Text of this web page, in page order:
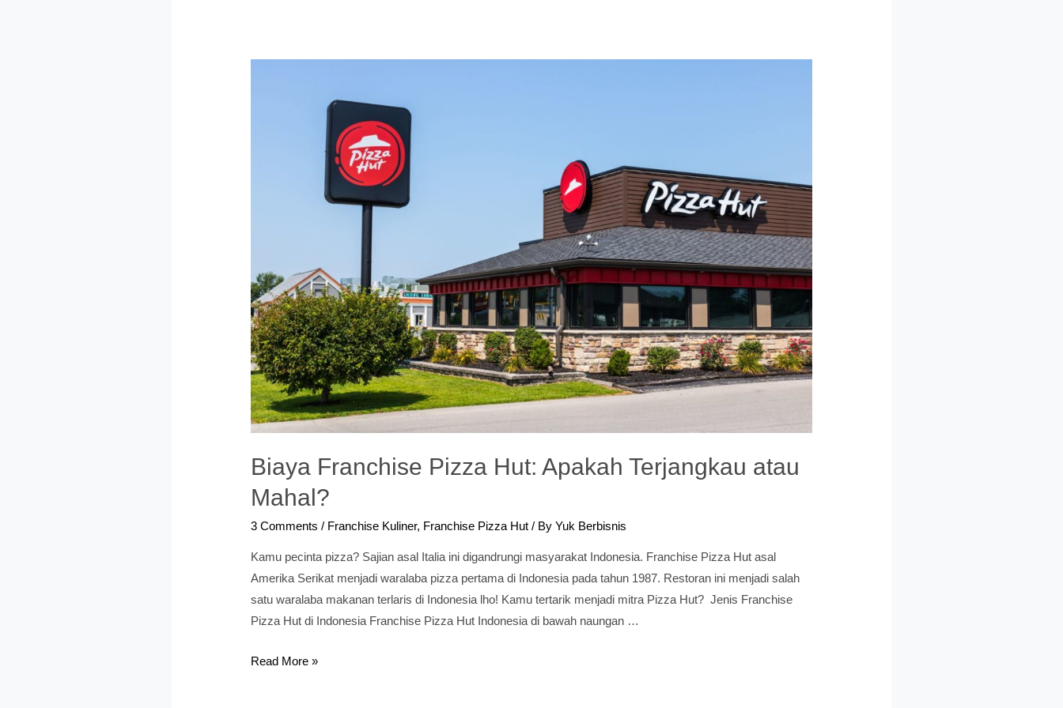
Biaya Franchise Pizza Hut: Apakah Terjangkau atau
Mahal?
3 Comments / Franchise Kuliner, Franchise Pizza Hut / ByYuk Berbisnis
Kamu pecinta pizza? Sajian asal Italia ini digandrungi masyarakat Indonesia. Franchise Pizza Hut asal
Amerika Serikat menjadi waralaba pizza pertama di Indonesia pada tahun 1987. Restoran ini menjadi salah
satu waralaba makanan terlaris di Indonesia lho! Kamu tertarik menjadi mitra Pizza Hut? Jenis Franchise
Pizza Hut di Indonesia Franchise Pizza Hut Indonesia di bawah naungan …
Biaya
Read More »